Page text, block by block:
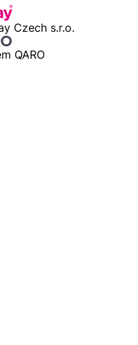
Czech s.r.o.
QARO